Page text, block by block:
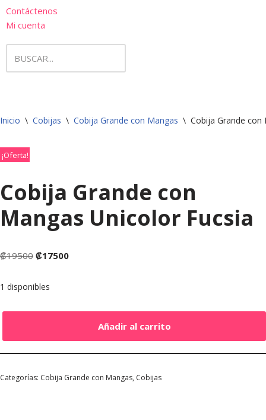
Contáctenos
Mi cuenta
Inicio \ Cobijas \ Cobija Grande con Mangas \ Cobija Grande con
¡Oferta!
Cobija Grande con
Mangas Unicolor Fucsia
₡19500 ₡17500
1 disponibles
Añadir al carrito
Categorías: Cobija Grande con Mangas, Cobijas